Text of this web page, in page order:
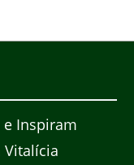
Inspiram
Vitalícia